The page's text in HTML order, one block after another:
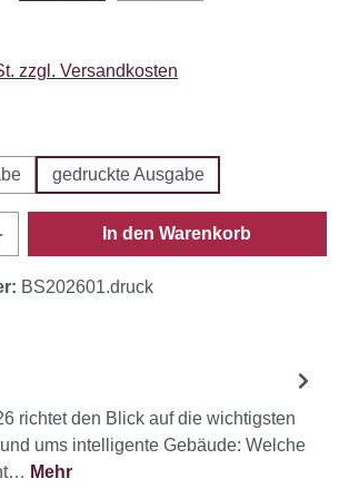
zzgl. Versandkosten
gedruckte Ausgabe
Gib den gewünschten
In den Warenkorb
BS202601.druck
richtet den Blick auf die wichtigsten
ums intelligente Gebäude: Welche
Mehr